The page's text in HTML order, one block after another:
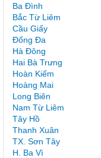
Ba Đình
Bắc Từ Liêm
Cầu Giấy
Đống Đa
Hà Đông
Hai Bà Trưng
Hoàn Kiếm
Hoàng Mai
Long Biên
Nam Từ Liêm
Tây Hồ
Thanh Xuân
TX. Sơn Tây
H. Ba Vì